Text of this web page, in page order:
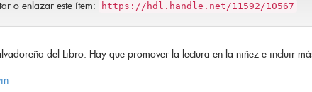
o enlazar este ítem: https://hdl.handle.net/11592/10567
del Libro: Hay que promover la lectura en la niñez e incluir